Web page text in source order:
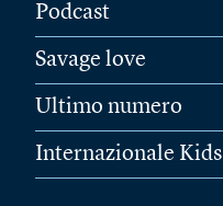
Podcast
Savage love
Ultimo numero
Internazionale Kids